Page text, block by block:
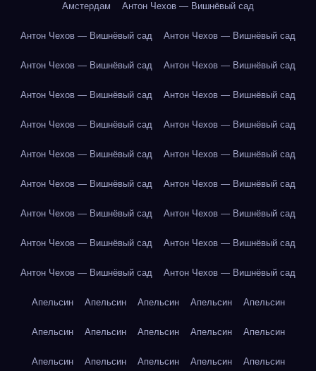
Амстердам Антон Чехов — Вишнёвый сад
Антон Чехов — Вишнёвый сад Антон Чехов — Вишнёвый сад
Антон Чехов — Вишнёвый сад Антон Чехов — Вишнёвый сад
Антон Чехов — Вишнёвый сад Антон Чехов — Вишнёвый сад
Антон Чехов — Вишнёвый сад Антон Чехов — Вишнёвый сад
Антон Чехов — Вишнёвый сад Антон Чехов — Вишнёвый сад
Антон Чехов — Вишнёвый сад Антон Чехов — Вишнёвый сад
Антон Чехов — Вишнёвый сад Антон Чехов — Вишнёвый сад
Антон Чехов — Вишнёвый сад Антон Чехов — Вишнёвый сад
Антон Чехов — Вишнёвый сад Антон Чехов — Вишнёвый сад
Апельсин Апельсин Апельсин Апельсин Апельсин
Апельсин Апельсин Апельсин Апельсин Апельсин
Апельсин Апельсин Апельсин Апельсин Апельсин